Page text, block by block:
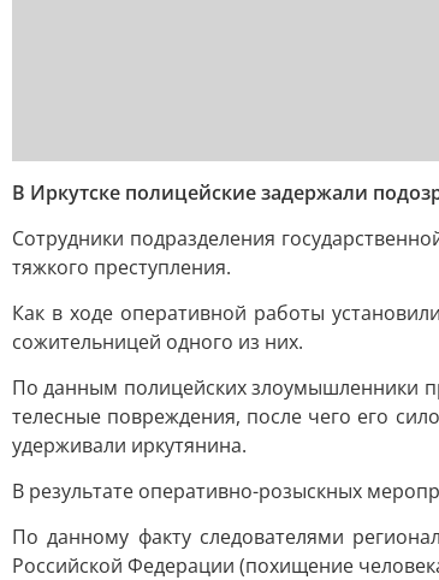
В Иркутске полицейские задержали
Сотрудники подразделения
тяжкого преступления.
Как в ходе оперативной работы
сожительницей одного из них.
По данным полицейских злоумышленники
телесные повреждения, после чего его
удерживали иркутянина.
В результате оперативно-розыскных
По данному факту следователями
Российской Федерации (похищение